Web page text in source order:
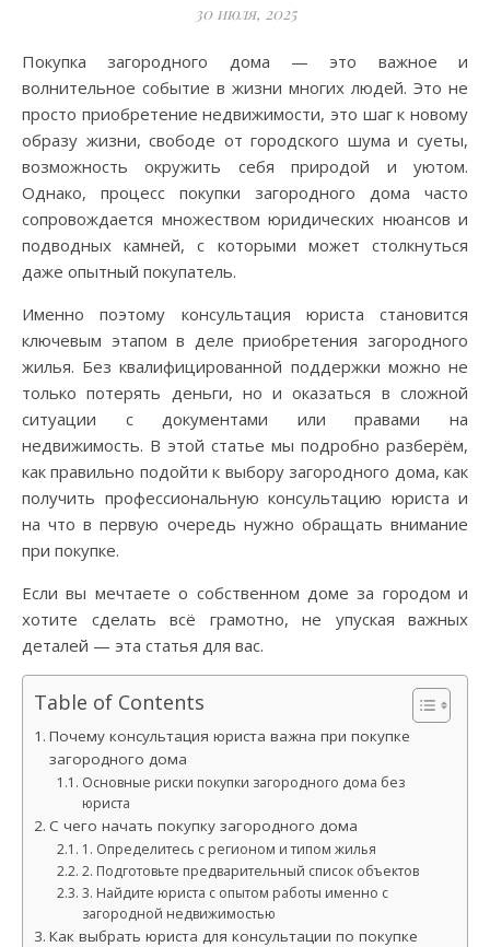
30 июля, 2025
Покупка загородного дома — это важное и
волнительное событие в жизни многих людей. Это не
просто приобретение недвижимости, это шаг к новому
образу жизни, свободе от городского шума и суеты,
возможность окружить себя природой и уютом.
Однако, процесс покупки загородного дома часто
сопровождается множеством юридических нюансов и
подводных камней, с которыми может столкнуться
даже опытный покупатель.
Именно поэтому консультация юриста становится
ключевым этапом в деле приобретения загородного
жилья. Без квалифицированной поддержки можно не
только потерять деньги, но и оказаться в сложной
ситуации с документами или правами на
недвижимость. В этой статье мы подробно разберём,
как правильно подойти к выбору загородного дома, как
получить профессиональную консультацию юриста и
на что в первую очередь нужно обращать внимание
при покупке.
Если вы мечтаете о собственном доме за городом и
хотите сделать всё грамотно, не упуская важных
деталей — эта статья для вас.
Table of Contents
Почему консультация юриста важна при покупке
загородного дома
Основные риски покупки загородного дома без
юриста
С чего начать покупку загородного дома
1. Определитесь с регионом и типом жилья
2. Подготовьте предварительный список объектов
3. Найдите юриста с опытом работы именно с
загородной недвижимостью
Как выбрать юриста для консультации по покупке